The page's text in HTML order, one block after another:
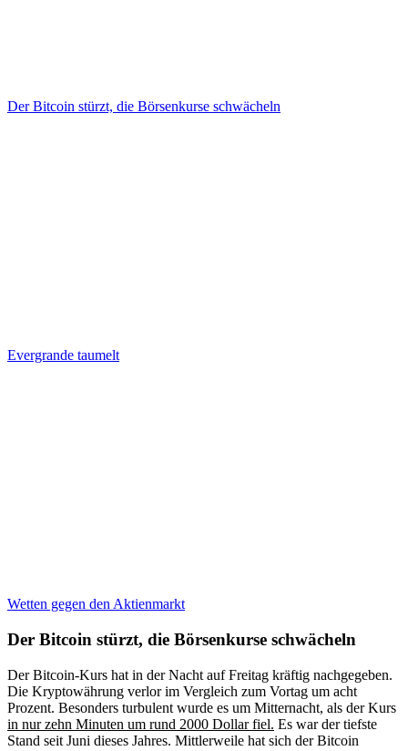
Der Bitcoin stürzt, die Börsenkurse schwächeln
Evergrande taumelt
Wetten gegen den Aktienmarkt
Der Bitcoin stürzt, die Börsenkurse schwächeln
Der Bitcoin-Kurs hat in der Nacht auf Freitag kräftig nachgegeben.
Die Kryptowährung verlor im Vergleich zum Vortag um acht
Prozent. Besonders turbulent wurde es um Mitternacht, als der Kurs
in nur zehn Minuten um rund 2000 Dollar fiel. Es war der tiefste
Stand seit Juni dieses Jahres. Mittlerweile hat sich der Bitcoin